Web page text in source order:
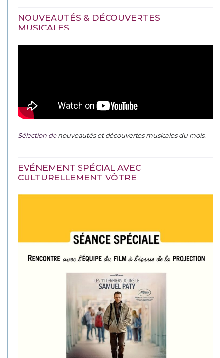
NOUVEAUTÉS & DÉCOUVERTES
MUSICALES
Sélection denouveautés et découvertes musicales du mois.
EVÉNEMENT SPÉCIAL AVEC
CULTURELLEMENT VÔTRE